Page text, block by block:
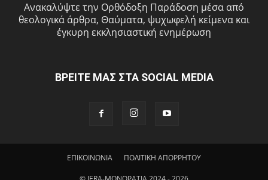
Ανακαλύψτε την Ορθόδοξη Παράδοση μέσα από
θεολογικά άρθρα, Θαύματα, ψυχωφελή κείμενα και
έγκυρη εκκλησιαστική ενημέρωση
ΒΡΕΙΤΕ ΜΑΣ ΣΤΑ SOCIAL MEDIA
ΕΠΙΚΟΙΝΩΝΙΑ ΠΟΛΙΤΙΚΗ ΑΠΟΡΡΗΤΟΥ